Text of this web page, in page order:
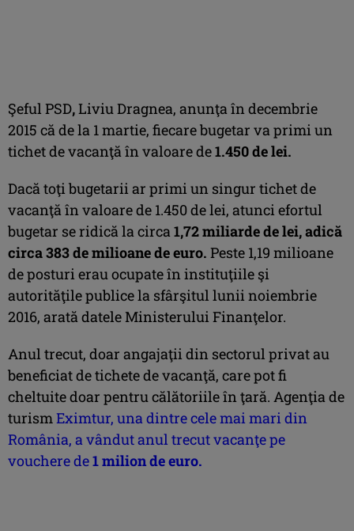
Şeful PSD,Liviu Dragnea, anunţa în decembrie
2015 că de la 1 martie, fiecare bugetar va primi un
tichet de vacanţă în valoare de1.450 de lei.
Dacă toţi bugetarii ar primi un singur tichet de
vacanţă în valoare de 1.450 de lei, atunci efortul
bugetar se ridică la circa1,72 miliarde de lei, adică
circa 383 de milioane de euro. Peste 1,19 milioane
de posturi erau ocupate în instituţiile şi
autorităţile publice la sfârşitul lunii noiembrie
2016, arată datele Ministerului Finanţelor.
Anul trecut, doar angajaţii din sectorul privat au
beneficiat de tichete de vacanţă, care pot fi
cheltuite doar pentru călătoriile în ţară. Agenţia de
turismEximtur, una dintre cele mai mari din
România, a vândut anul trecut vacanţe pe
vouchere de1 milion de euro.